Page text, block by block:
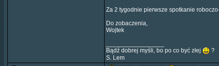
Za 2 tygodnie pierwsze spotkanie
Do zobaczenia,
Wojtek
Bądź dobrej myśli, bo po co być złej
?
S. Lem